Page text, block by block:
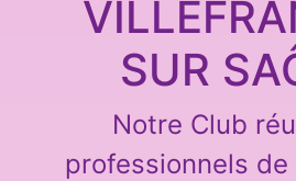
SUR
Notre Club
professionnels